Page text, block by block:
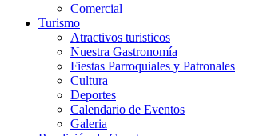
Comercial
Turismo
Atractivos turisticos
Nuestra Gastronomía
Fiestas Parroquiales y Patronales
Cultura
Deportes
Calendario de Eventos
Galeria